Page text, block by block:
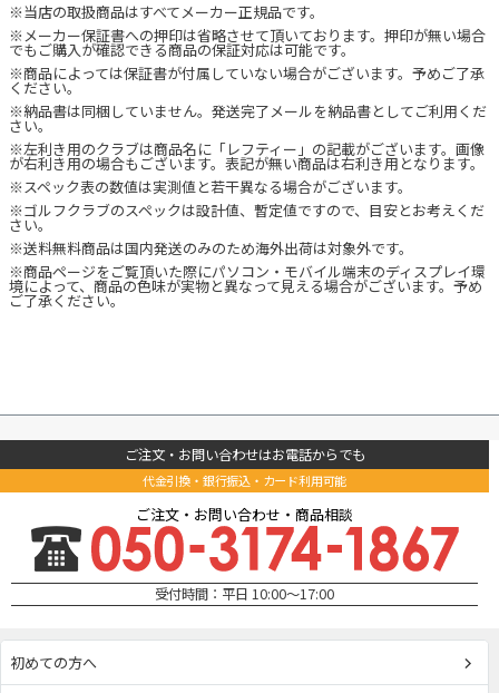
※当店の取扱商品はすべてメーカー正規品です。
※メーカー保証書への押印は省略させて頂いております。押印が無い場合
でもご購入が確認できる商品の保証対応は可能です。
※商品によっては保証書が付属していない場合がございます。予めご了承
ください。
※納品書は同梱していません。発送完了メールを納品書としてご利用くだ
さい。
※左利き用のクラブは商品名に「レフティー」の記載がございます。画像
が右利き用の場合もございます。表記が無い商品は右利き用となります。
※スペック表の数値は実測値と若干異なる場合がございます。
※ゴルフクラブのスペックは設計値、暫定値ですので、目安とお考えくだ
さい。
※送料無料商品は国内発送のみのため海外出荷は対象外です。
※商品ページをご覧頂いた際にパソコン・モバイル端末のディスプレイ環
境によって、商品の色味が実物と異なって見える場合がございます。予め
ご了承ください。
ご注文・お問い合わせはお電話からでも
代金引換・銀行振込・カード利用可能
ご注文・お問い合わせ・商品相談
受付時間：平日 10:00～17:00
初めての方へ